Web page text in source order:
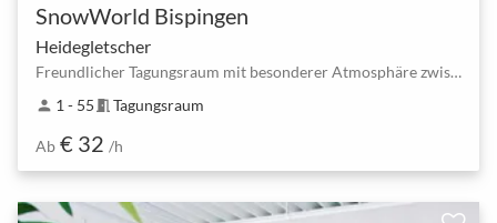
SnowWorld Bispingen
Heidegletscher
Freundlicher Tagungsraum mit besonderer Atmosphäre zwischen Bispingen Horstfeldweg und Behringen(Bispingen) Süd
person 1 - 55 meeting_room Tagungsraum
Ab € 32 /h